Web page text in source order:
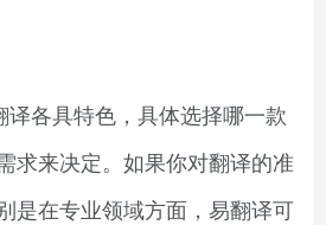
译各具特色，具体选择哪一款
求来决定。如果你对翻译的准
是在专业领域方面，易翻译可